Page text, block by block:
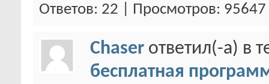
Ответов: 22 | Просмотров: 95647
Chaser ответил(-а) в
бесплатная